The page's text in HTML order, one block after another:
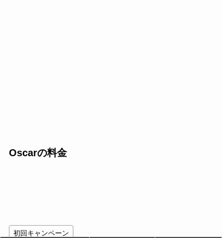
Oscarの料金
初回キャンペーン